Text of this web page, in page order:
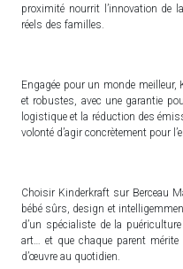
proximité nourrit l’innovation de
réels des familles.
Engagée pour un monde
et robustes, avec une garantie
logistique et la réduction des
volonté d’agir concrètement pour
Choisir Kinderkraft sur Berceau
bébé sûrs, design et
d’un spécialiste de la
art… et que chaque parent
d’œuvre au quotidien.